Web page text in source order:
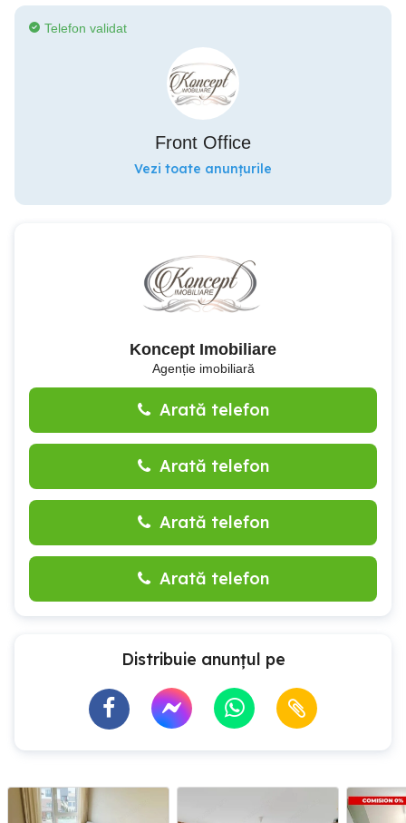
Telefon validat
Front Office
Vezi toate anunțurile
Koncept Imobiliare
Agenție imobiliară
Arată telefon
Arată telefon
Arată telefon
Arată telefon
Distribuie anunțul pe